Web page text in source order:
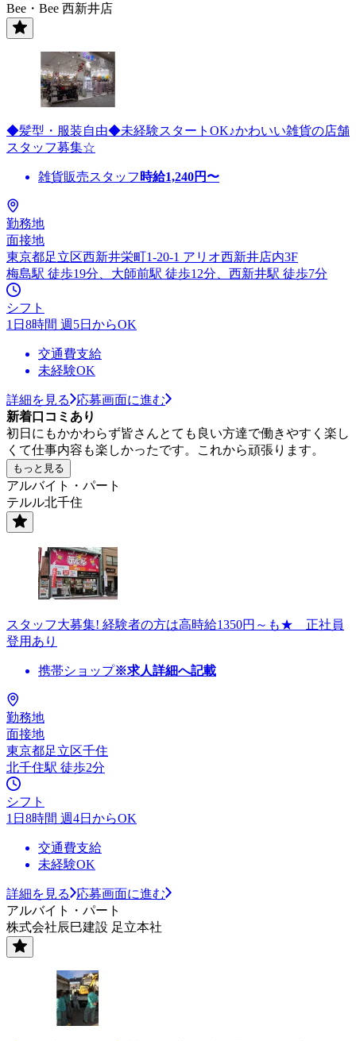
Bee・Bee 西新井店
◆髪型・服装自由◆未経験スタートOK♪かわいい雑貨の店舗
スタッフ募集☆
雑貨販売スタッフ 時給1,240円〜
勤務地
面接地
東京都足立区西新井栄町1-20-1 アリオ西新井店内3F
梅島駅 徒歩19分、大師前駅 徒歩12分、西新井駅 徒歩7分
シフト
1日8時間 週5日からOK
交通費支給
未経験OK
詳細を見る
応募画面に進む
新着口コミあり
初日にもかかわらず皆さんとても良い方達で働きやすく楽し
くて仕事内容も楽しかったです。これから頑張ります。
もっと見る
アルバイト・パート
テルル北千住
スタッフ大募集! 経験者の方は高時給1350円～も★ 正社員
登用あり
携帯ショップ※求人詳細へ記載
勤務地
面接地
東京都足立区千住
北千住駅 徒歩2分
シフト
1日8時間 週4日からOK
交通費支給
未経験OK
詳細を見る
応募画面に進む
アルバイト・パート
株式会社辰巳建設 足立本社